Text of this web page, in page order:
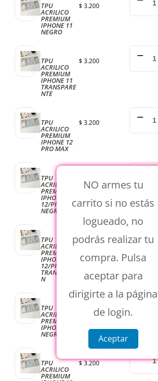
TPU
ACRILICO
PREMIUM
IPHONE 11
NEGRO
$ 3.200
TPU
ACRILICO
PREMIUM
IPHONE 11
TRANSPARE
NTE
$ 3.200
TPU
ACRILICO
PREMIUM
IPHONE 12
PRO MAX
$ 3.200
TPU
ACRILICO
PREMIUM
IPHONE
12/PRO
NEGRO
TPU
ACRILICO
PREMIUM
IPHONE
12/PRO
TRANSPARE
N
$3.200
TPU
ACRILICO
PREMIUM
IPHONE 13
NEGRO
3.200
TPU
ACRILICO
PREMIUM
$3.200
NO armes tu
carrito si no estás
logueado, no
podrás realizar tu
compra. Pulsa
aceptar para
dirigirte a la página
de login.
Aceptar